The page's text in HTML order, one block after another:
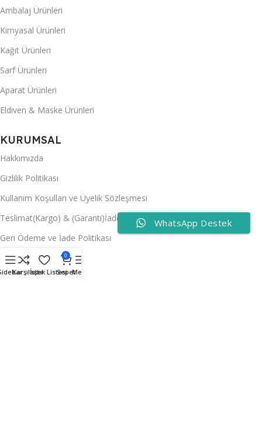
Ambalaj Ürünleri
Kimyasal Ürünleri
Kağıt Ürünleri
Sarf Ürünleri
Aparat Ürünleri
Eldiven & Maske Ürünleri
KURUMSAL
Hakkımızda
Gizlilik Politikası
Kullanım Koşulları ve Üyelik Sözleşmesi
Teslimat(Kargo) & (Garanti)İade
Geri Ödeme ve İade Politikası
MÜŞTERİ H.
Karşılaştırİstek Listesi
0
SepetMenu
WhatsApp Destek